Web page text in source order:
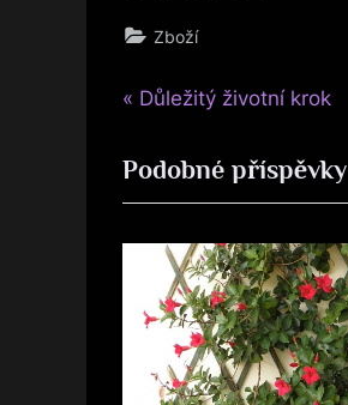
Zboží
Navigace
pro
příspěvek
P
e
v
u
P
Důležitý životní krok
Podobné příspěvky